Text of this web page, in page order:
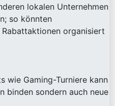
lokalen Unternehmen
so könnten
organisiert
wie Gaming-Turniere kann
binden sondern auch neue